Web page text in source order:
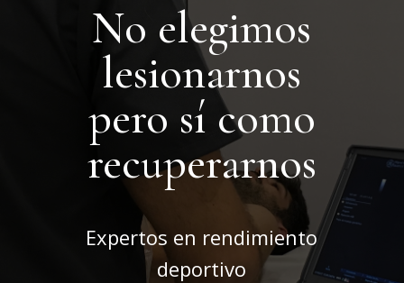
No elegimos
lesionarnos
pero sí como
recuperarnos
Expertos en rendimiento
deportivo